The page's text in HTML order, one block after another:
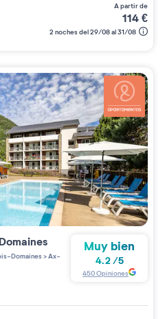
a partir de
114€
2 noches del 29/08 al 31/08
Domaines>Ax-
Muy bien
4.2/5
450Opiniones